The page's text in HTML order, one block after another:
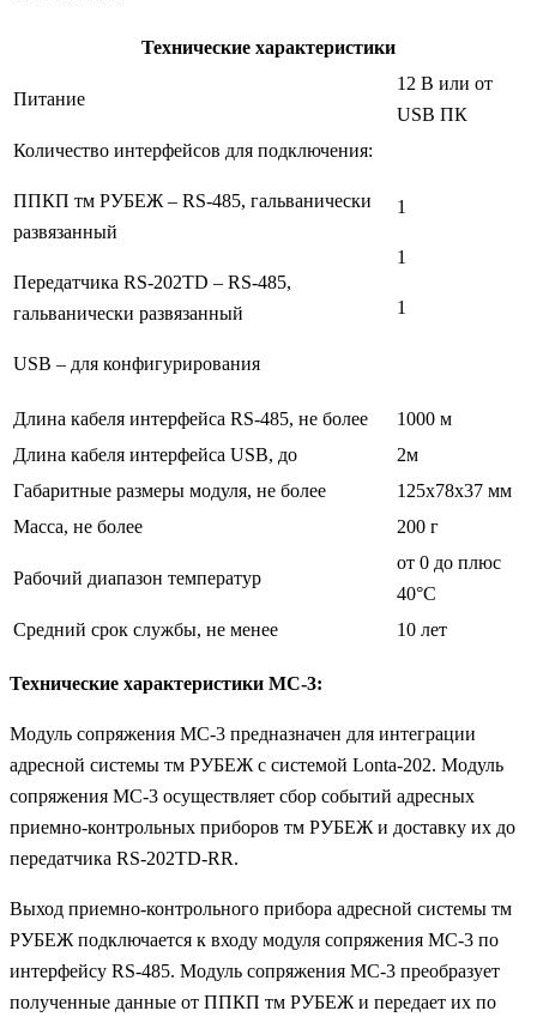
Технические характеристики
Питание
12 В или от
USB ПК
Количество интерфейсов для подключения:
ППКП тм РУБЕЖ – RS-485, гальванически
развязанный
Передатчика RS-202TD – RS-485,
гальванически развязанный
USB – для конфигурирования
1
1
1
Длина кабеля интерфейса RS-485, не более
1000 м
Длина кабеля интерфейса USB, до
2м
Габаритные размеры модуля, не более
125х78х37 мм
Масса, не более
200 г
Рабочий диапазон температур
от 0 до плюс
40°С
Средний срок службы, не менее
10 лет
Технические характеристики МС-3:
Модуль сопряжения МС-3 предназначен для интеграции
адресной системы тм РУБЕЖ с системой Lonta-202. Модуль
сопряжения МС-3 осуществляет сбор событий адресных
приемно-контрольных приборов тм РУБЕЖ и доставку их до
передатчика RS-202TD-RR.
Выход приемно-контрольного прибора адресной системы тм
РУБЕЖ подключается к входу модуля сопряжения МС-3 по
интерфейсу RS-485. Модуль сопряжения МС-3 преобразует
полученные данные от ППКП тм РУБЕЖ и передает их по